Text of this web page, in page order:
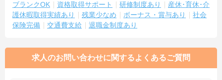
ブランクOK
資格取得サポート 研修制度あり
産休･育休･介
護休暇取得実績あり
残業少なめ ボーナス・賞与あり
社会
保険完備
交通費支給 退職金制度あり
求人のお問い合わせに関するよくあるご質問